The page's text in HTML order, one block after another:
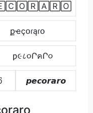
քҽçօɾąɾօ
ƿ૯८૦ՐคՐ૦
𝙥𝙚𝙘𝙤𝙧𝙖𝙧𝙤